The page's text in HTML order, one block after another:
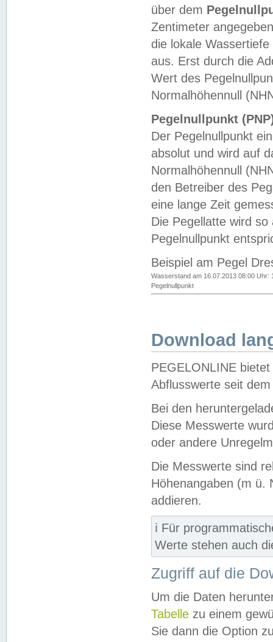
über dem
Zentimeter
die lokale
aus. Erst durch die
Wert des
Normalhöhennull
Pegelnullpunkt
Der Pegelnullpunkt
absolut und wird auf
Normalhöhennull
den Betreiber des
eine lange Zeit
Die Pegellatte wird
Pegelnullpunkt
Beispiel am Pegel
Wasserstand am 16.07.2013 08:00 Uhr:
Pegelnullpunkt
Download
PEGELONLINE
Abflusswerte seit
Bei den
Diese Messwerte
oder andere
Die Messwerte sind
Höhenangaben (m ü.
addieren.
ℹ️ Für
Werte stehen auch
Zugriff auf die
Um die Daten
Tabelle zu einem
Sie dann die Option